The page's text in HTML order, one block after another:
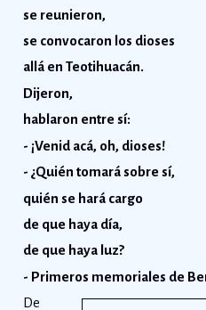
se reunieron,
se convocaron los dioses
allá en Teotihuacán.
Dijeron,
hablaron entre sí:
- ¡Venid acá, oh, dioses!
- ¿Quién tomará sobre sí,
quién se hará cargo
de que haya día,
de que haya luz?
- Primeros memoriales de
De